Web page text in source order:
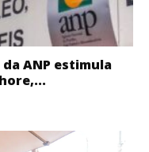
ANP estimula